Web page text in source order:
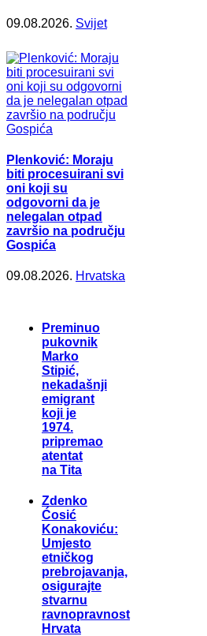
09.08.2026. Svijet
Plenković: Moraju
biti procesuirani svi
oni koji su
odgovorni da je
nelegalan otpad
završio na području
Gospića
09.08.2026. Hrvatska
Preminuo
pukovnik
Marko
Stipić,
nekadašnji
emigrant
koji je
1974.
pripremao
atentat
na Tita
Zdenko
Ćosić
Konakoviću:
Umjesto
etničkog
prebrojavanja,
osigurajte
stvarnu
ravnopravnost
Hrvata